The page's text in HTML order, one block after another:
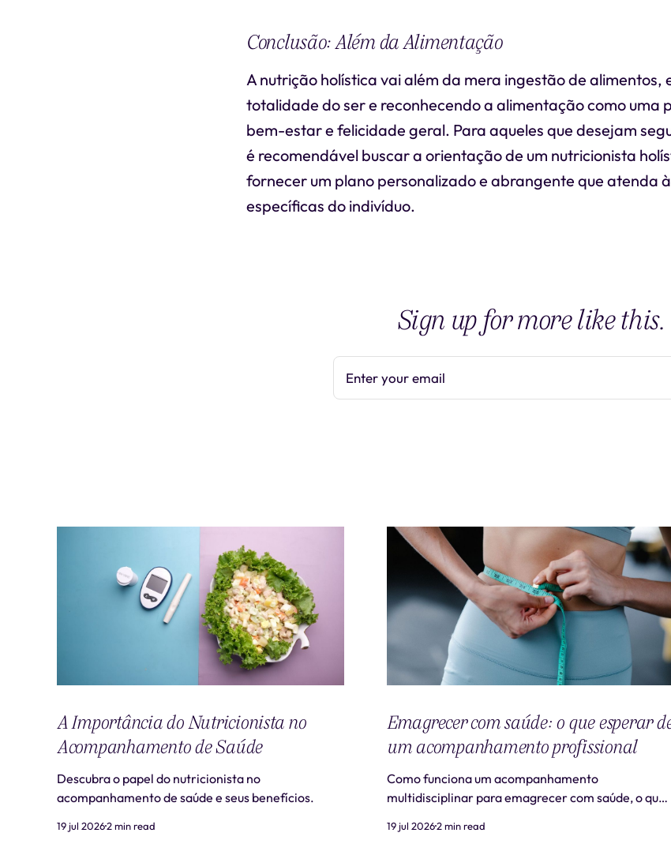
Conclusão: Além da Alimentação
A nutrição holística vai além da mera ingestão de alimentos,
totalidade do ser e reconhecendo a alimentação como uma
bem-estar e felicidade geral. Para aqueles que desejam
é recomendável buscar a orientação de um nutricionista
fornecer um plano personalizado e abrangente que atenda
específicas do indivíduo.
Sign up for more like this.
Enter your email
A Importância do Nutricionista no
Acompanhamento de Saúde
Descubra o papel do nutricionista no
acompanhamento de saúde e seus benefícios.
19 jul 20262 min read
Emagrecer com saúde: o que esperar
um acompanhamento profissional
Como funciona um acompanhamento
multidisciplinar para emagrecer com saúde, o que
profissional.
19 jul 20262 min read